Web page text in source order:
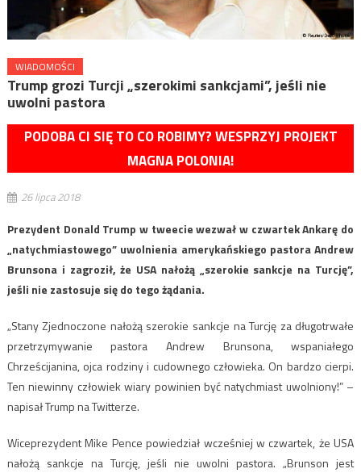
WIADOMOŚCI
Trump grozi Turcji „szerokimi sankcjami”, jeśli nie
uwolni pastora
PODOBA CI SIĘ TO CO ROBIMY? WESPRZYJ PROJEKT
MAGNA POLONIA!
26 lipca 2018
Prezydent Donald Trump w tweecie wezwał w czwartek Ankarę do
„natychmiastowego” uwolnienia amerykańskiego pastora Andrew
Brunsona i zagroził, że USA nałożą „szerokie sankcje na Turcję”,
jeśli nie zastosuje się do tego żądania.
„Stany Zjednoczone nałożą szerokie sankcje na Turcję za długotrwałe
przetrzymywanie pastora Andrew Brunsona, wspaniałego
Chrześcijanina, ojca rodziny i cudownego człowieka. On bardzo cierpi.
Ten niewinny człowiek wiary powinien być natychmiast uwolniony!” –
napisał Trump na Twitterze.
Wiceprezydent Mike Pence powiedział wcześniej w czwartek, że USA
nałożą sankcje na Turcję, jeśli nie uwolni pastora. „Brunson jest